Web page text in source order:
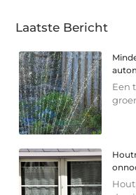
Laatste Bericht
Een